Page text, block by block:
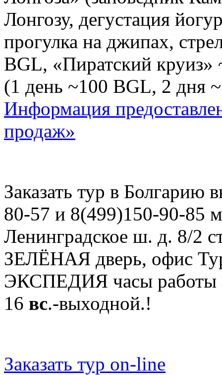
Лонгозу, дегустация
прогулка на джипах,
BGL, «Пиратский круиз»
(1 день ~100 BGL, 2 дня
Информация
продаж»
Заказать тур в Болгарию
80-57 и 8(499)150-90-85
Ленинградское ш. д. 8/2
ЗЕЛЁНАЯ дверь, офис
ЭКСПЕДИЯ часы работы
16 вс.-выходной.!
Заказать тур on-line